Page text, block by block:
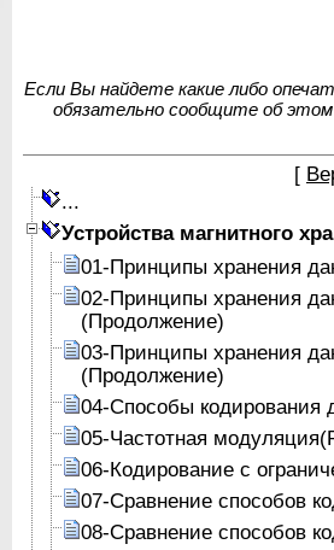
Если Вы найдете какие либо
обязательно сообщите об
[
Устройства магнитного
01-Принципы хранения
02-Принципы хранения
(Продолжение)
03-Принципы хранения
(Продолжение)
04-Способы кодирования
05-Частотная
06-Кодирование с
07-Сравнение способов
08-Сравнение способов